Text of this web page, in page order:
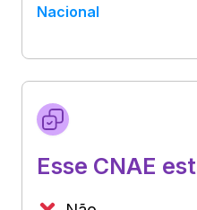
Nacional
Esse CNAE